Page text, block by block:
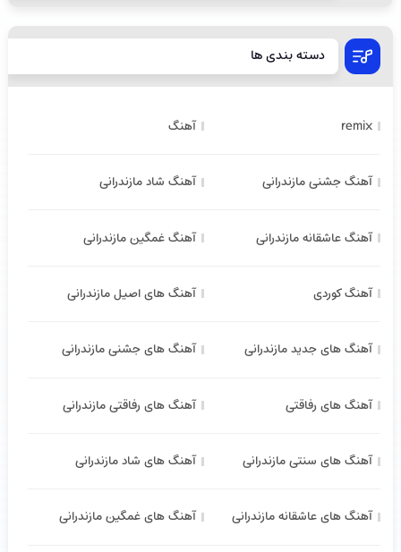
دسته بندی ها
remix آهنگ
آهنگ جشنی مازندرانی آهنگ شاد مازندرانی
آهنگ عاشقانه مازندرانی آهنگ غمگین مازندرانی
آهنگ کوردی آهنگ های اصیل مازندرانی
آهنگ های جدید مازندرانی آهنگ های جشنی مازندرانی
آهنگ های رفاقتی آهنگ های رفاقتی مازندرانی
آهنگ های سنتی مازندرانی آهنگ های شاد مازندرانی
آهنگ های عاشقانه مازندرانی آهنگ های غمگین مازندرانی